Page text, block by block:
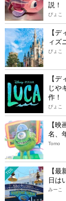
説！
ぴょこ
【
ィズ
ぴょこ
【
じや
作！
ぴょこ
【
名、
Tomo
TDS
【
日は
みーこ